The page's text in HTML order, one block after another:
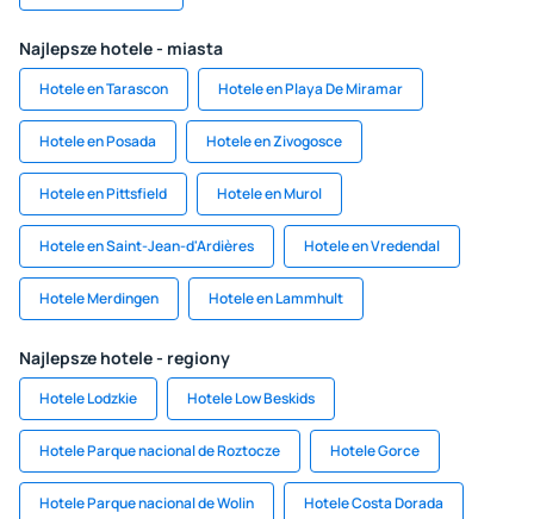
Najlepsze hotele - miasta
Hotele en Tarascon Hotele en Playa De Miramar
Hotele en Posada Hotele en Zivogosce
Hotele en Pittsfield Hotele en Murol
Hotele en Saint-Jean-d'Ardières Hotele en Vredendal
Hotele Merdingen Hotele en Lammhult
Najlepsze hotele - regiony
Hotele Lodzkie Hotele Low Beskids
Hotele Parque nacional de Roztocze Hotele Gorce
Hotele Parque nacional de Wolin Hotele Costa Dorada